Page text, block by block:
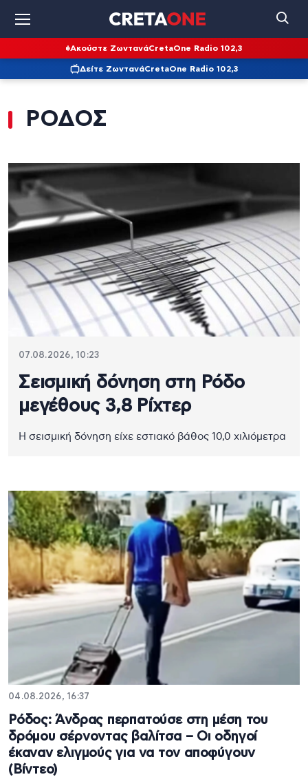
Ακούστε ΖωντανάCretaOne Radio 102,3
Δείτε ΖωντανάCretaOne Radio 102,3
ΡΟΔΟΣ
07.08.2026, 10:23
Σεισμική δόνηση στη Ρόδο
μεγέθους 3,8 Ρίχτερ
Η σεισμική δόνηση είχε εστιακό βάθος 10,0 χιλιόμετρα
04.08.2026, 16:37
Ρόδος: Άνδρας περπατούσε στη μέση του
δρόμου σέρνοντας βαλίτσα – Οι οδηγοί
έκαναν ελιγμούς για να τον αποφύγουν
(Βίντεο)